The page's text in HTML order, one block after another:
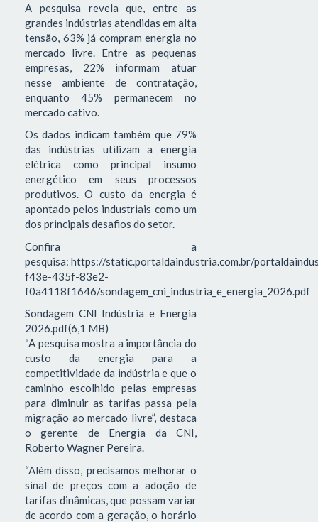
A pesquisa revela que, entre as
grandes indústrias atendidas em alta
tensão, 63% já compram energia no
mercado livre. Entre as pequenas
empresas, 22% informam atuar
nesse ambiente de contratação,
enquanto 45% permanecem no
mercado cativo.
Os dados indicam também que 79%
das indústrias utilizam a energia
elétrica como principal insumo
energético em seus processos
produtivos. O custo da energia é
apontado pelos industriais como um
dos principais desafios do setor.
Confira a
pesquisa: https://static.portaldaindustria.com.br/
f43e-435f-83e2-
f0a4118f1646/sondagem_cni_industria_e_energia_2026.pdf
Sondagem CNI Indústria e Energia
2026.pdf(6,1 MB)
“A pesquisa mostra a importância do
custo da energia para a
competitividade da indústria e que o
caminho escolhido pelas empresas
para diminuir as tarifas passa pela
migração ao mercado livre”, destaca
o gerente de Energia da CNI,
Roberto Wagner Pereira.
“Além disso, precisamos melhorar o
sinal de preços com a adoção de
tarifas dinâmicas, que possam variar
de acordo com a geração, o horário